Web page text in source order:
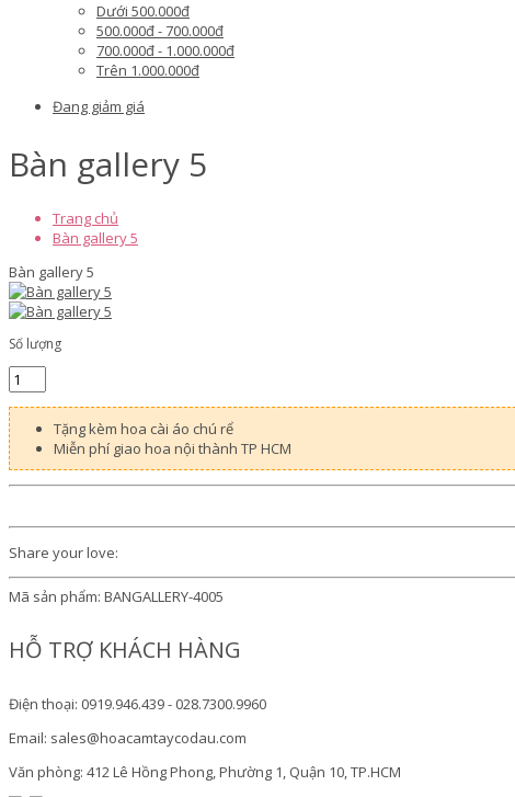
Dưới 500.000đ
500.000đ - 700.000đ
700.000đ - 1.000.000đ
Trên 1.000.000đ
Đang giảm giá
Bàn gallery 5
Trang chủ
Bàn gallery 5
Bàn gallery 5
Số lượng
Tặng kèm hoa cài áo chú rể
Miễn phí giao hoa nội thành TP HCM
Share your love:
Mã sản phẩm: BANGALLERY-4005
HỖ TRỢ KHÁCH HÀNG
Điện thoại: 0919.946.439 - 028.7300.9960
Email: sales@hoacamtaycodau.com
Văn phòng: 412 Lê Hồng Phong, Phường 1, Quận 10, TP.HCM